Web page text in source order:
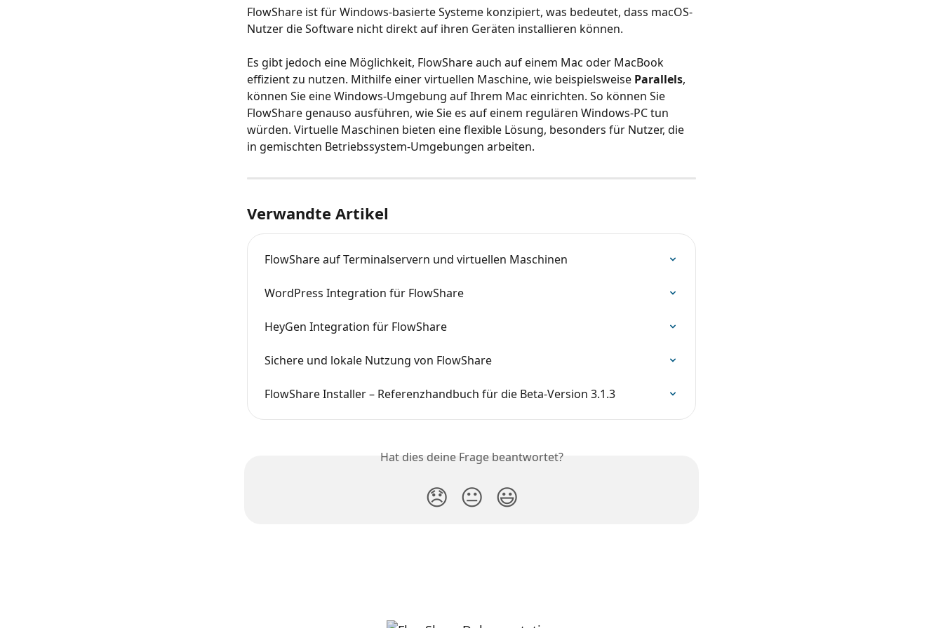
FlowShare ist für Windows-basierte Systeme konzipiert, was bedeutet, dass macOS-
Nutzer die Software nicht direkt auf ihren Geräten installieren können.
Es gibt jedoch eine Möglichkeit, FlowShare auch auf einem Mac oder MacBook
effizient zu nutzen. Mithilfe einer virtuellen Maschine, wie beispielsweise Parallels,
können Sie eine Windows-Umgebung auf Ihrem Mac einrichten. So können Sie
FlowShare genauso ausführen, wie Sie es auf einem regulären Windows-PC tun
würden. Virtuelle Maschinen bieten eine flexible Lösung, besonders für Nutzer, die
in gemischten Betriebssystem-Umgebungen arbeiten.
Verwandte Artikel
FlowShare auf Terminalservern und virtuellen Maschinen
WordPress Integration für FlowShare
HeyGen Integration für FlowShare
Sichere und lokale Nutzung von FlowShare
FlowShare Installer – Referenzhandbuch für die Beta-Version 3.1.3
Hat dies deine Frage beantwortet?
😞 😐 😃